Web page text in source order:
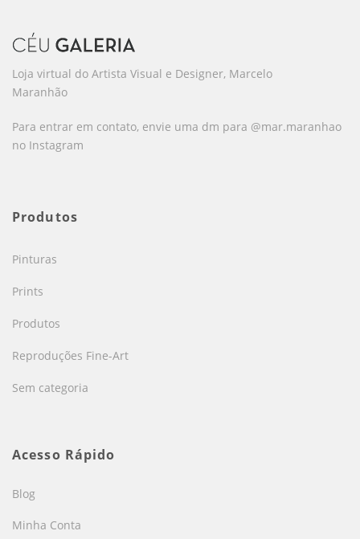
Loja virtual do Artista Visual e Designer, Marcelo
Maranhão
Para entrar em contato, envie uma dm para @mar.maranhao
no Instagram
Produtos
Pinturas
Prints
Produtos
Reproduções Fine-Art
Sem categoria
Acesso Rápido
Blog
Minha Conta